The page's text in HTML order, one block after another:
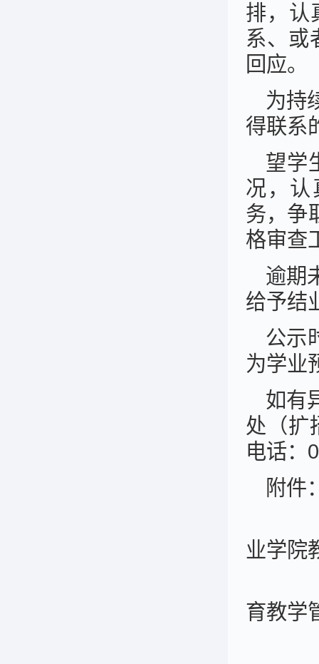
排，认
系、或
回应。
为持
得联系
望学
况，认
务，争
格审查
逾期
给予结
公示
为学业
如有
处（扩
电话：
附件
业学院
育教学